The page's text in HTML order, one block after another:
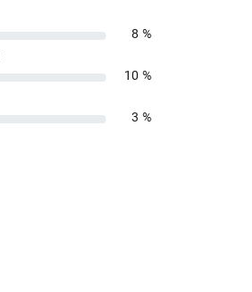
8 %
10 %
3 %